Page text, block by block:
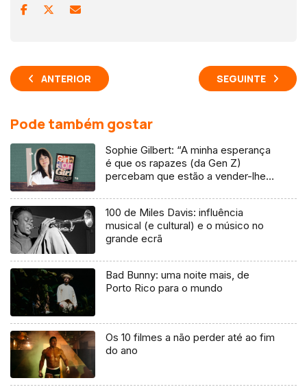
ANTERIOR SEGUINTE
Pode também gostar
Sophie Gilbert: “A minha esperança
é que os rapazes (da Gen Z)
percebam que estão a vender-lhes
100 de Miles Davis: influência
musical (e cultural) e o músico no
grande ecrã
Bad Bunny: uma noite mais, de
Porto Rico para o mundo
Os 10 filmes a não perder até ao fim
do ano